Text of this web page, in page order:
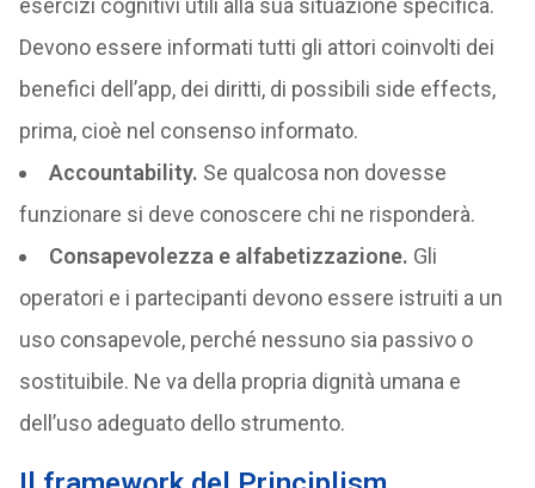
Devono essere informati tutti gli attori coinvolti dei
benefici dell’app, dei diritti, di possibili side effects,
prima, cioè nel consenso informato.​
Accountability. Se qualcosa non dovesse
funzionare si deve conoscere chi ne risponderà.​
Consapevolezza e alfabetizzazion​e. Gli
operatori e i partecipanti devono essere istruiti a un
uso consapevole, perché nessuno sia passivo o
sostituibile. Ne va della propria dignità umana e
dell’uso adeguato dello strumento.